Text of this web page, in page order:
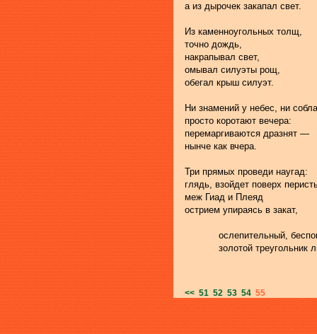
а из дырочек закапал свет.
Из каменноугольных толщ,
точно дождь,
накрапывал свет,
омывал силуэты рощ,
обегал крыш силуэт.
Ни знамений у небес, ни
просто коротают вечера:
перемаргиваются дразнят —
нынче как вчера.
Три прямых проведи наугад:
глядь, взойдет поверх
меж Гиад и Плеяд
острием упираясь в закат,
ослепительный,
золотой
<< 51 52 53 54 55